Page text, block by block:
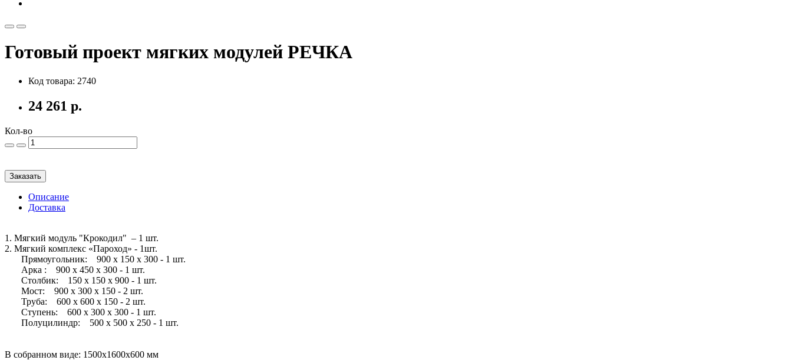
Готовый проект мягких модулей РЕЧКА
Код товара: 2740
24 261 р.
Кол-во
Заказать
Описание
Доставка
1. Мягкий модуль "Крокодил" – 1 шт.
2. Мягкий комплекс «Пароход» - 1шт.
Прямоугольник: 900 х 150 х 300 - 1 шт.
Арка : 900 х 450 х 300 - 1 шт.
Столбик: 150 х 150 х 900 - 1 шт.
Мост: 900 х 300 х 150 - 2 шт.
Труба: 600 х 600 х 150 - 2 шт.
Ступень: 600 х 300 х 300 - 1 шт.
Полуцилиндр: 500 х 500 х 250 - 1 шт.
В собранном виде: 1500х1600х600 мм